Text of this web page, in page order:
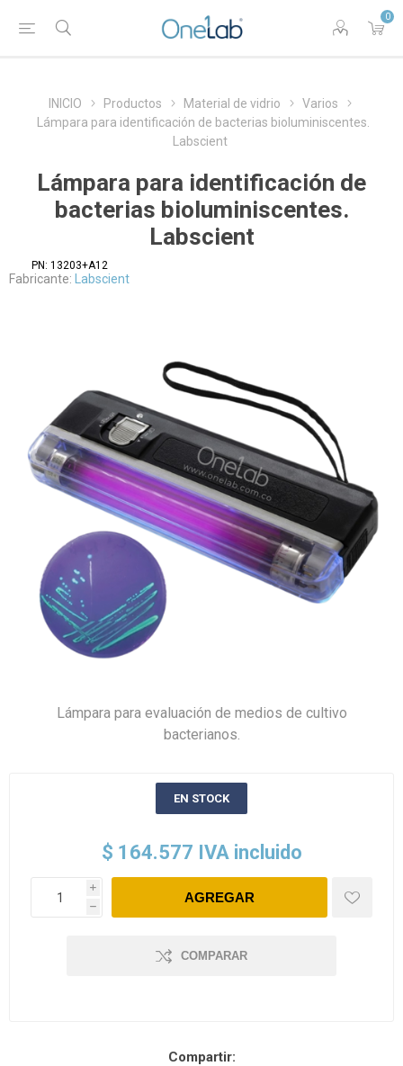
0
INICIO Productos Material de vidrio
Varios
Lámpara para identificación de bacterias bioluminiscentes.
Labscient
Lámpara para identificación de
bacterias bioluminiscentes.
Labscient
PN: 13203+A12
Fabricante: Labscient
Lámpara para evaluación de medios de cultivo
bacterianos.
EN STOCK
$ 164.577 IVA incluido
i
h
COMPARAR
Compartir: